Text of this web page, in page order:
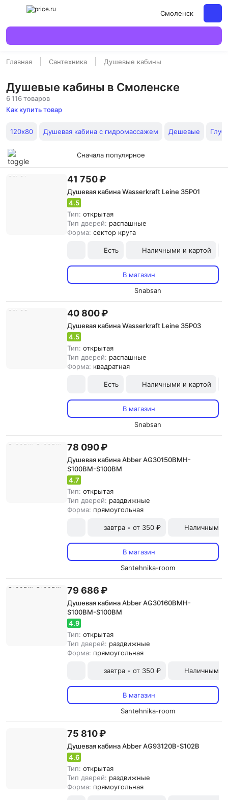
Смоленск
Главная Сантехника Душевые кабины
Душевые кабины в Смоленске
6 116 товаров
Как купить товар
120х80 Душевая кабина с гидромассажем Дешевые
Сначала популярное
41 750 ₽
Душевая кабина Wasserkraft Leine 35P01
4.5
Тип: открытая
Тип дверей: распашные
Форма: сектор круга
Есть Наличными и картой
В магазин
Snabsan
40 800 ₽
Душевая кабина Wasserkraft Leine 35P03
4.5
Тип: открытая
Тип дверей: распашные
Форма: квадратная
Есть Наличными и картой
В магазин
Snabsan
78 090 ₽
Душевая кабина Abber AG30150BMH-
S100BM-S100BM
4.7
Тип: открытая
Тип дверей: раздвижные
Форма: прямоугольная
завтра • от 350 ₽ Наличными
В магазин
Santehnika-room
79 686 ₽
Душевая кабина Abber AG30160BMH-
S100BM-S100BM
4.9
Тип: открытая
Тип дверей: раздвижные
Форма: прямоугольная
завтра • от 350 ₽ Наличными
В магазин
Santehnika-room
75 810 ₽
Душевая кабина Abber AG93120B-S102B
4.6
Тип: открытая
Тип дверей: раздвижные
Форма: прямоугольная